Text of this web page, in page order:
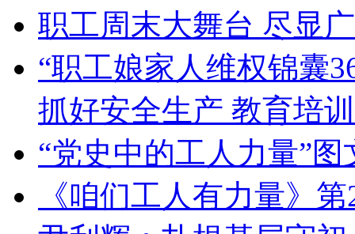
职工周末大舞台 尽显
“职工娘家人维权锦囊
抓好安全生产 教育培
“党史中的工人力量”
《咱们工人有力量》